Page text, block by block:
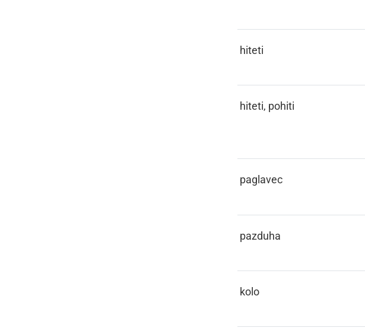
hiteti
hiteti, pohiti
paglavec
pazduha
kolo